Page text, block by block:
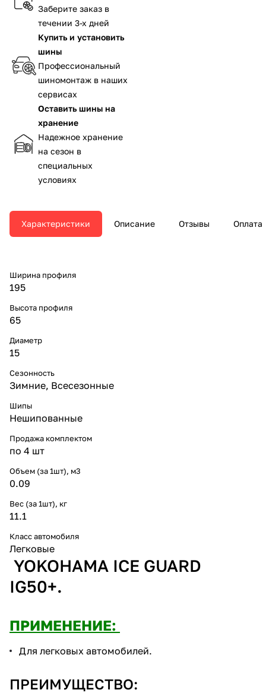
Заберите заказ в
течении 3-х дней
Купить и установить
шины
Профессиональный
шиномонтаж в наших
сервисах
Оставить шины на
хранение
Надежное хранение
на сезон в
специальных
условиях
Характеристики Описание Отзывы Оплата
Ширина профиля
195
Высота профиля
65
Диаметр
15
Сезонность
Зимние, Всесезонные
Шипы
Нешипованные
Продажа комплектом
по 4 шт
Объем (за 1шт), м3
0.09
Вес (за 1шт), кг
11.1
Класс автомобиля
Легковые
YOKOHAMA ICE GUARD
IG50+.
ПРИМЕНЕНИЕ:
Для легковых автомобилей.
ПРЕИМУЩЕСТВО: